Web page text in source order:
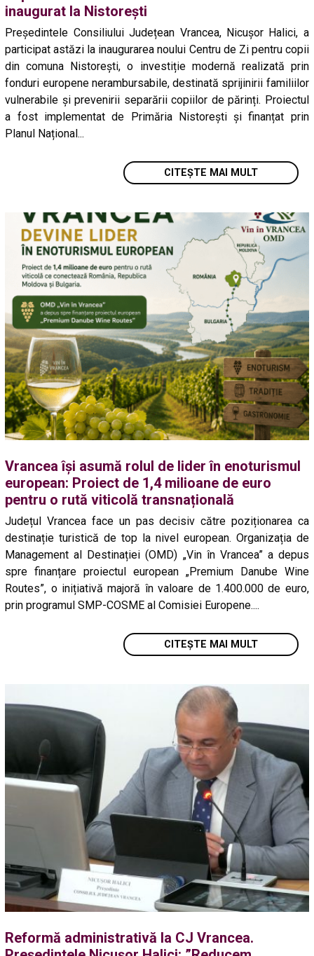
inaugurat la Nistorești
Președintele Consiliului Județean Vrancea, Nicușor Halici, a
participat astăzi la inaugurarea noului Centru de Zi pentru copii
din comuna Nistorești, o investiție modernă realizată prin
fonduri europene nerambursabile, destinată sprijinirii familiilor
vulnerabile și prevenirii separării copiilor de părinți. Proiectul
a fost implementat de Primăria Nistorești și finanțat prin
Planul Național...
CITEȘTE MAI MULT
Vrancea își asumă rolul de lider în enoturismul
european: Proiect de 1,4 milioane de euro
pentru o rută viticolă transnațională
Județul Vrancea face un pas decisiv către poziționarea ca
destinație turistică de top la nivel european. Organizația de
Management al Destinației (OMD) „Vin în Vrancea” a depus
spre finanțare proiectul european „Premium Danube Wine
Routes”, o inițiativă majoră în valoare de 1.400.000 de euro,
prin programul SMP-COSME al Comisiei Europene....
CITEȘTE MAI MULT
Reformă administrativă la CJ Vrancea.